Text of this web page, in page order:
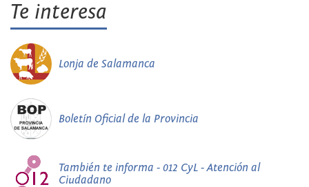
Te interesa
Lonja de Salamanca
Boletín Oficial de la Provincia
También te informa - 012 CyL - Atención al
Ciudadano